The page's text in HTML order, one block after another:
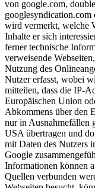
von google.com,
googlesyndication.com
wird vermerkt, welche
Inhalte er sich
ferner technische
verweisende
Nutzung des
Nutzer erfasst, wobei
mitteilen, dass die IP-
Europäischen Union
Abkommens über den
nur in Ausnahmefällen
USA übertragen und
mit Daten des Nutzers
Google
Informationen können
Quellen verbunden